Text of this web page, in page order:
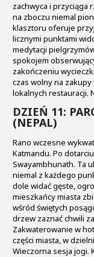
zachwyca i przyciąga
na zboczu niemal
klasztoru oferuje
licznymi punktami
medytacji
spokojem
zakończeniu
czas wolny na
lokalnych restauracji.
DZIEŃ 11:
(NEPAL)
Rano wczesne
Katmandu. Po
Swayambhunath. Ta
niemal z każdego
dole widać gęste,
mieszkańcy miasta
wśród świętych
drzew zaznać chwili
Zakwaterowanie w
części miasta, w
Wieczorna sesja jogi.